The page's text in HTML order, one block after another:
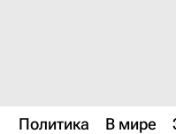
Политика В мире